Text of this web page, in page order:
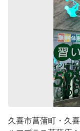
久喜市菖蒲町・久